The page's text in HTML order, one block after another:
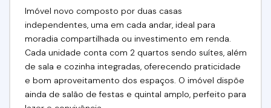
Imóvel novo composto por duas casas
independentes, uma em cada andar, ideal para
moradia compartilhada ou investimento em renda.
Cada unidade conta com 2 quartos sendo suítes, além
de sala e cozinha integradas, oferecendo praticidade
e bom aproveitamento dos espaços. O imóvel dispõe
ainda de salão de festas e quintal amplo, perfeito para